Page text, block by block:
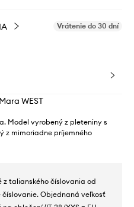
Vrátenie do 30 dní
WEST
Model vyrobený z pleteniny s
z mimoriadne príjemného
z talianského číslovania od
Objednaná veľkosť